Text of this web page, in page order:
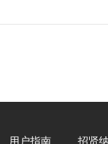
用户指南 招贤